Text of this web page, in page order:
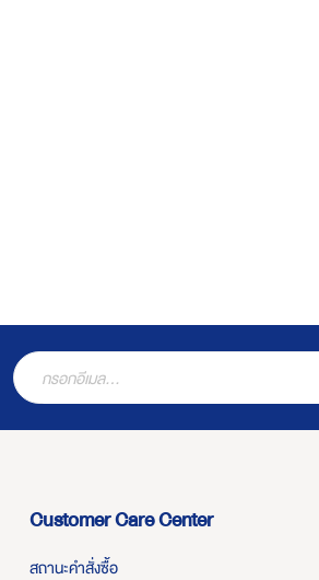
Customer Care Center
สถานะคำสั่งซื้อ